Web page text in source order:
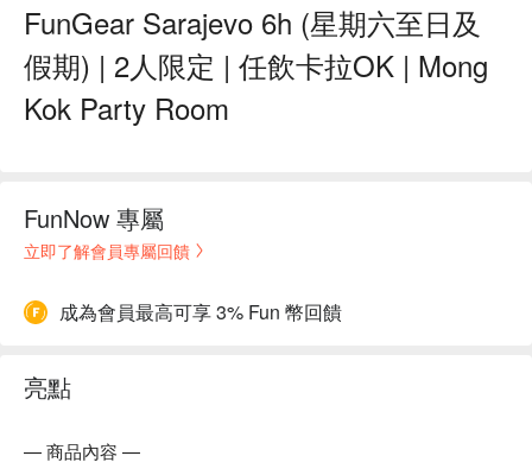
FunGear Sarajevo 6h (星期六至日及
假期) | 2人限定 | 任飲卡拉OK | Mong
Kok Party Room
FunNow 專屬
立即了解會員專屬回饋
成為會員最高可享 3% Fun 幣回饋
亮點
— 商品內容 —